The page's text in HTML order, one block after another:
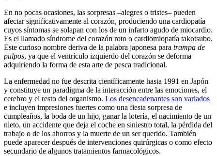
En no pocas ocasiones, las sorpresas –alegres o tristes– pueden
afectar significativamente al corazón, produciendo una cardiopatía
cuyos síntomas se solapan con los de un infarto agudo de miocardio.
Es el llamado síndrome del corazón roto o cardiomiopatía takotsubo.
Este curioso nombre deriva de la palabra japonesa para trampa de
pulpos, ya que el ventrículo izquierdo del corazón se deforma
adquiriendo la forma de esta arte de pesca tradicional.
La enfermedad no fue descrita científicamente hasta 1991 en Japón
y constituye un paradigma de la interacción entre las emociones, el
cerebro y el resto del organismo. Los desencadenantes son variados
e incluyen impresiones fuertes como una fiesta sorpresa de
cumpleaños, la boda de un hijo, ganar la lotería, el nacimiento de un
nieto, un accidente que deja el coche en siniestro total, la pérdida del
trabajo o de los ahorros y la muerte de un ser querido. También
puede aparecer después de intervenciones quirúrgicas o como efecto
secundario de algunos tratamientos farmacológicos.